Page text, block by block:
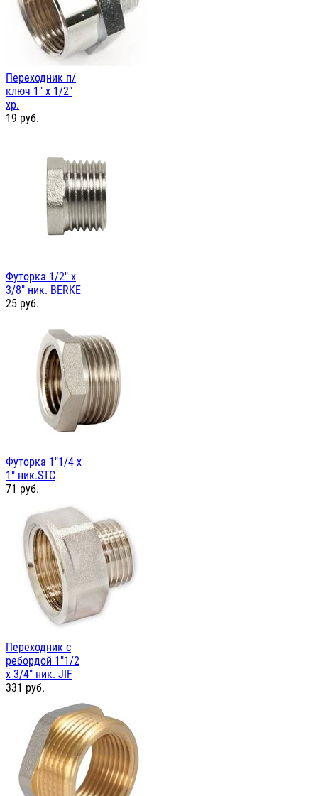
Переходник п/
ключ 1" х 1/2"
хр.
19 руб.
Футорка 1/2" х
3/8" ник. BERKE
25 руб.
Футорка 1"1/4 х
1" ник.STC
71 руб.
Переходник с
ребордой 1"1/2
х 3/4" ник. JIF
331 руб.